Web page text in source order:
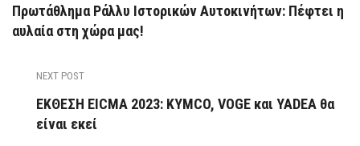
Πρωτάθλημα Ράλλυ Ιστορικών Αυτοκινήτων: Πέφτει η
αυλαία στη χώρα μας!
NEXT POST
ΕΚΘΕΣΗ EICMA 2023: KYMCO, VOGE και YADEA θα
είναι εκεί